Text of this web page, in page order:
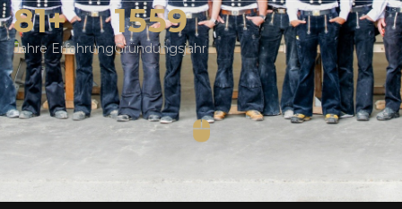
Jahre Erfahrung
100+
Gründungsjahr
1924